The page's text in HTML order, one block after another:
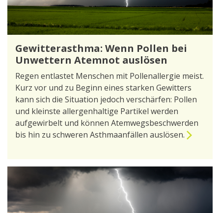
Gewitterasthma: Wenn Pollen bei
Unwettern Atemnot auslösen
Regen entlastet Menschen mit Pollenallergie meist.
Kurz vor und zu Beginn eines starken Gewitters
kann sich die Situation jedoch verschärfen: Pollen
und kleinste allergenhaltige Partikel werden
aufgewirbelt und können Atemwegsbeschwerden
bis hin zu schweren Asthmaanfällen auslösen.